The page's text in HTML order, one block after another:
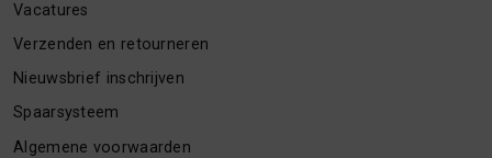
Vacatures
Verzenden en retourneren
Nieuwsbrief inschrijven
Spaarsysteem
Algemene voorwaarden